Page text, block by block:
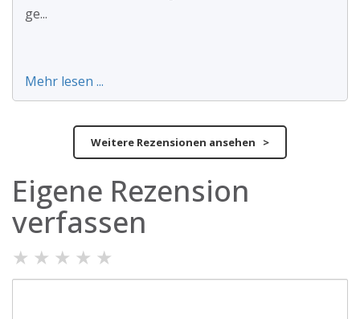
ge...
Mehr lesen ...
Weitere Rezensionen ansehen >
Eigene Rezension
verfassen
★ ★ ★ ★ ★